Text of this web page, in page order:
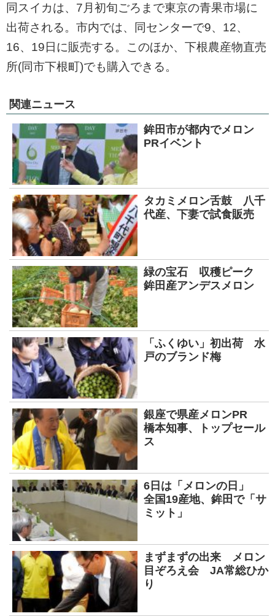
同スイカは、7月初旬ごろまで東京の青果市場に
出荷される。市内では、同センターで9、12、
16、19日に販売する。このほか、下根農産物直売
所(同市下根町)でも購入できる。
関連ニュース
鉾田市が都内でメロン
PRイベント
タカミメロン舌鼓 八千
代産、下妻で試食販売
緑の宝石 収穫ピーク
鉾田産アンデスメロン
「ふくゆい」初出荷 水
戸のブランド梅
銀座で県産メロンPR
橋本知事、トップセール
ス
6日は「メロンの日」
全国19産地、鉾田で「サ
ミット」
まずまずの出来 メロン
目ぞろえ会 JA常総ひか
り